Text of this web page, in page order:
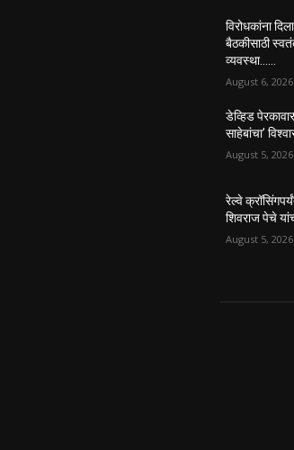
विरोधकांना
बैठकीसाठी
व्यवस्था……
August 6, 2026
डेव्हिड
साहेबांचा’
August 5, 2026
रेल्वे
शिवराज पेचे
August 5, 2026